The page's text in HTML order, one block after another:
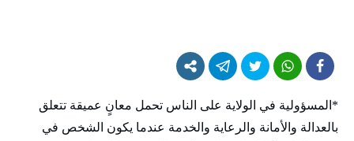
*المسؤولية في الولاية على الناس تحمل معانٍ عميقة تتعلق
بالعدالة والأمانة والرعاية والخدمة عندما يكون الشخص في